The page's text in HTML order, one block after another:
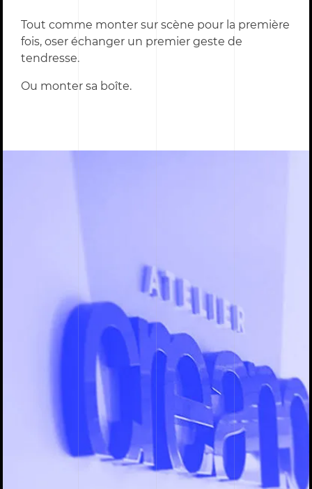
Tout comme monter sur scène pour la première
fois, oser échanger un premier geste de
tendresse.
Ou monter sa boîte.